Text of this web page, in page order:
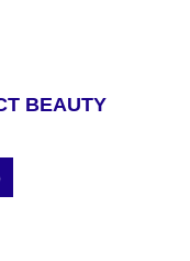
BEAUTY